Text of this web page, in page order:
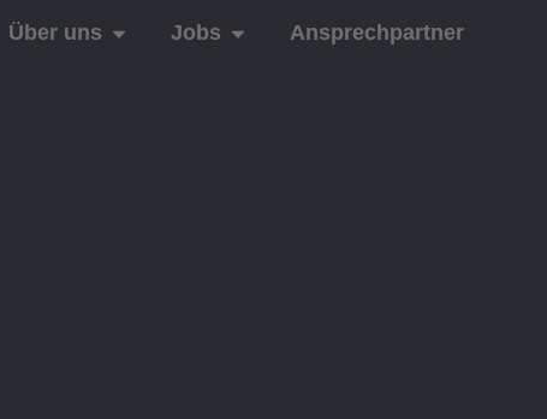
Über uns Jobs Ansprechpartner